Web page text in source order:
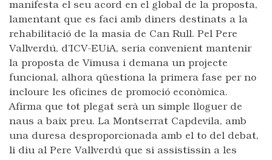
manifesta el seu acord en el global de la proposta,
lamentant que es faci amb diners destinats a la
rehabilitació de la masia de Can Rull. Pel Pere
Vallverdú, d’ICV-EUiA, seria convenient mantenir
la proposta de Vimusa i demana un projecte
funcional, alhora qüestiona la primera fase per no
incloure les oficines de promoció econòmica.
Afirma que tot plegat serà un simple lloguer de
naus a baix preu. La Montserrat Capdevila, amb
una duresa desproporcionada amb el to del debat,
li diu al Pere Vallverdú que si assistissin a les